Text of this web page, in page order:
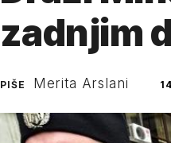
zadnjim
PIŠE Merita Arslani